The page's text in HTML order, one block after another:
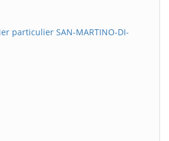
particulier SAN-MARTINO-DI-